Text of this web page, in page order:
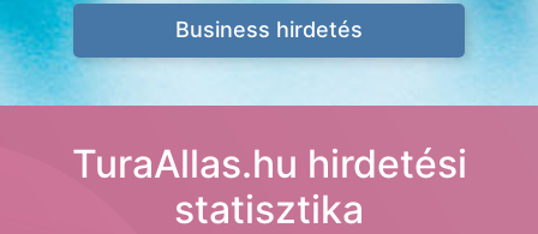
Business hirdetés
TuraAllas.hu hirdetési
statisztika